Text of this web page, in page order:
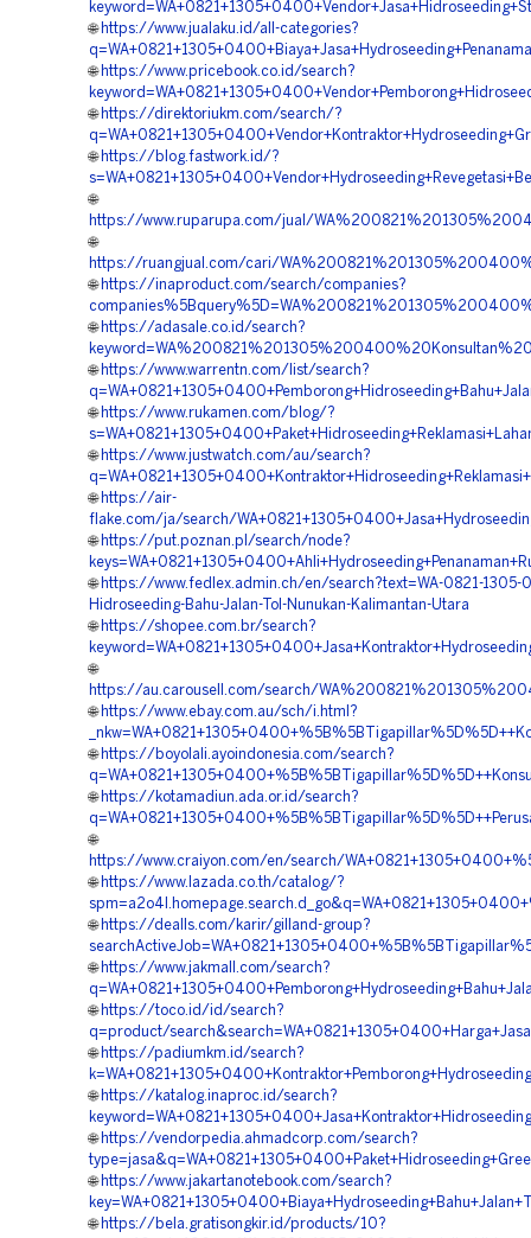
🌐 https://www.jualaku.id/all-categories?
🌐 https://www.pricebook.co.id/search?
🌐 https://direktoriukm.com/search/?
🌐 https://blog.fastwork.id/?
🌐
https://www.ruparupa.com/jual/
🌐
https://ruangjual.com/cari/
🌐 https://inaproduct.com/search/companies?
🌐 https://adasale.co.id/search?
🌐 https://www.warrentn.com/list/search?
🌐 https://www.rukamen.com/blog/?
🌐 https://www.justwatch.com/au/search?
🌐 https://air-
flake.com/ja/search/
🌐 https://put.poznan.pl/search/node?
🌐 https://www.fedlex.admin.ch/en/search?text=WA-0821-1305-
Hidroseeding-Bahu-Jalan-Tol-Nunukan-Kalimantan-Utara
🌐 https://shopee.com.br/search?
🌐
https://au.carousell.com/search/
🌐 https://www.ebay.com.au/sch/i.html?
🌐 https://boyolali.ayoindonesia.com/search?
🌐 https://kotamadiun.ada.or.id/search?
🌐
https://www.craiyon.com/en/search/
🌐 https://www.lazada.co.th/catalog/?
🌐 https://dealls.com/karir/gilland-group?
🌐 https://www.jakmall.com/search?
🌐 https://toco.id/id/search?
q=product/
🌐 https://padiumkm.id/search?
🌐 https://katalog.inaproc.id/search?
🌐 https://vendorpedia.ahmadcorp.com/search?
🌐 https://www.jakartanotebook.com/search?
🌐 https://bela.gratisongkir.id/products/10?